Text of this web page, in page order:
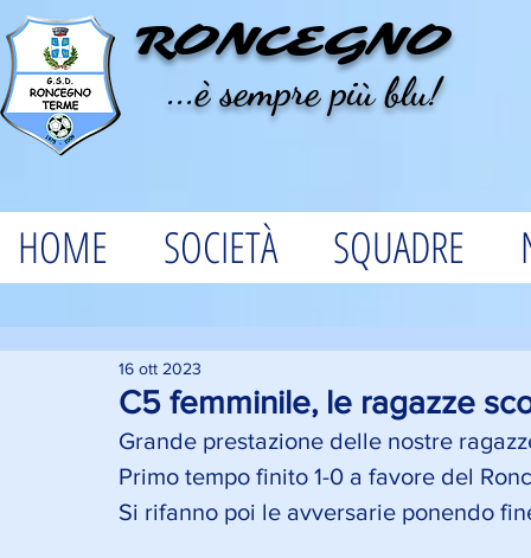
RONCEGNO
...è sempre più blu!
HOME SOCIETÀ SQUADRE
C5 femminile, le ragazze
16 ott 2023
Grande prestazione delle nostre
Primo tempo finito 1-0 a favore del
Si rifanno poi le avversarie ponendo